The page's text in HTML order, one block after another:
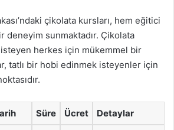
çikolata kursları, hem eğitici
deneyim sunmaktadır. Çikolata
herkes için mükemmel bir
tatlı bir hobi edinmek isteyenler için
Süre Ücret Detaylar